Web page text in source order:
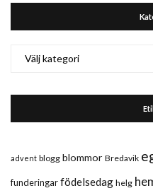
advent blogg blommor Bredavik
funderingarfödelsedag helg